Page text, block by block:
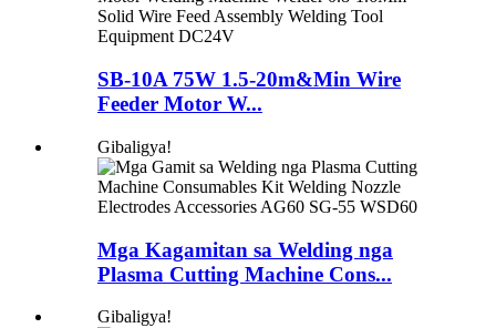
SB-10A 75W 1.5-20m&Min Wire
Feeder Motor W...
Gibaligya!
Mga Kagamitan sa Welding nga
Plasma Cutting Machine Cons...
Gibaligya!